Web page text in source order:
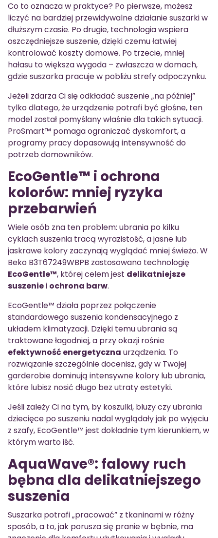
Co to oznacza w praktyce? Po pierwsze, możesz
liczyć na bardziej przewidywalne działanie suszarki w
dłuższym czasie. Po drugie, technologia wspiera
oszczędniejsze suszenie, dzięki czemu łatwiej
kontrolować koszty domowe. Po trzecie, mniej
hałasu to większa wygoda – zwłaszcza w domach,
gdzie suszarka pracuje w pobliżu strefy odpoczynku.
Jeżeli zdarza Ci się odkładać suszenie „na później”
tylko dlatego, że urządzenie potrafi być głośne, ten
model został pomyślany właśnie dla takich sytuacji.
ProSmart™ pomaga ograniczać dyskomfort, a
programy pracy dopasowują intensywność do
potrzeb domowników.
EcoGentle™ i ochrona
kolorów: mniej ryzyka
przebarwień
Wiele osób zna ten problem: ubrania po kilku
cyklach suszenia tracą wyrazistość, a jasne lub
jaskrawe kolory zaczynają wyglądać mniej świeżo. W
Beko B3T67249WBPB zastosowano technologię
EcoGentle™, której celem jest delikatniejsze
suszeniei ochrona barw.
EcoGentle™ działa poprzez połączenie
standardowego suszenia kondensacyjnego z
układem klimatyzacji. Dzięki temu ubrania są
traktowane łagodniej, a przy okazji rośnie
efektywność energetyczna urządzenia. To
rozwiązanie szczególnie docenisz, gdy w Twojej
garderobie dominują intensywne kolory lub ubrania,
które lubisz nosić długo bez utraty estetyki.
Jeśli zależy Ci na tym, by koszulki, bluzy czy ubrania
dziecięce po suszeniu nadal wyglądały jak po wyjęciu
z szafy, EcoGentle™ jest dokładnie tym kierunkiem, w
którym warto iść.
AquaWave®: falowy ruch
bębna dla delikatniejszego
suszenia
Suszarka potrafi „pracować” z tkaninami w różny
sposób, a to, jak porusza się pranie w bębnie, ma